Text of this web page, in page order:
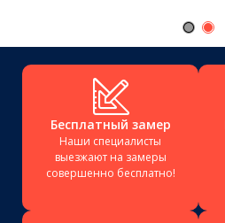
Бесплатный замер
Наши специалисты
выезжают на замеры
совершенно бесплатно!